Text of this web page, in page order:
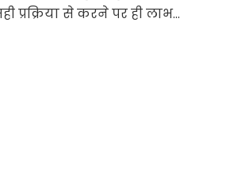
से करने पर ही लाभ…